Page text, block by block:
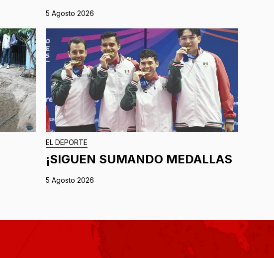
5 Agosto 2026
EL DEPORTE
¡SIGUEN SUMANDO MEDALLAS
5 Agosto 2026